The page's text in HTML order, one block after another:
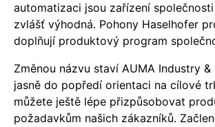
automatizaci jsou zařízení
zvlášť výhodná. Pohony Haselhofer
doplňují produktový program
Změnou názvu staví AUMA Industry &
jasně do popředí orientaci na cílové
můžete ještě lépe přizpůsobovat
požadavkům našich zákazníků.